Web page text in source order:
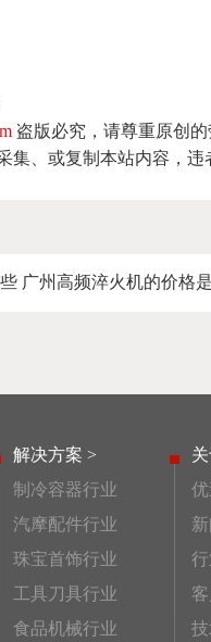
盗版必究，请尊重原创
集、或复制本站内容，
广州高频淬火机的价格
解决方案 >
制冷容器行业
汽摩配件行业
珠宝首饰行业
工具刀具行业
食品机械行业